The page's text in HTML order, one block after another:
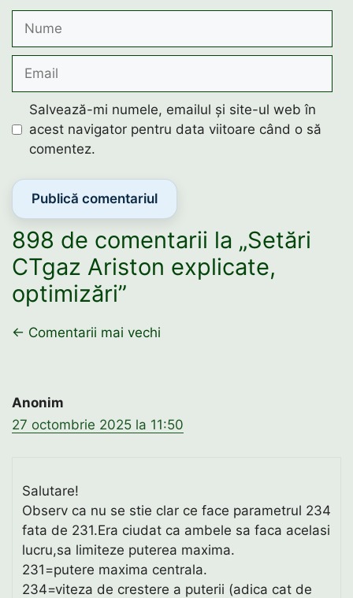
Salvează-mi numele, emailul și site-ul web în
acest navigator pentru data viitoare când o să
comentez.
898 de comentarii la „Setări
CTgaz Ariston explicate,
optimizări”
Navigare
comentarii
← Comentarii mai vechi
Anonim
27 octombrie 2025 la 11:50
Salutare!
Observ ca nu se stie clar ce face parametrul 234
fata de 231.Era ciudat ca ambele sa faca acelasi
lucru,sa limiteze puterea maxima.
231=putere maxima centrala.
234=viteza de crestere a puterii (adica cat de